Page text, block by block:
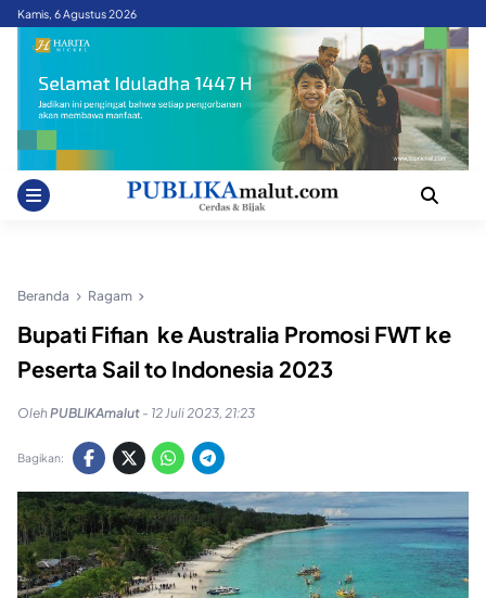
SkipKamis, 6 Agustus 2026
Beranda Ragam
Bupati Fifian ke Australia Promosi FWT ke
Peserta Sail to Indonesia 2023
OlehPUBLIKAmalut - 12 Juli 2023, 21:23
Bagikan: